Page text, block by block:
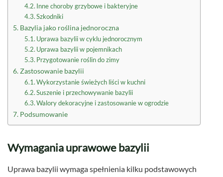
Inne choroby grzybowe i bakteryjne
Szkodniki
Bazylia jako roślina jednoroczna
Uprawa bazylii w cyklu jednorocznym
Uprawa bazylii w pojemnikach
Przygotowanie roślin do zimy
Zastosowanie bazylii
Wykorzystanie świeżych liści w kuchni
Suszenie i przechowywanie bazylii
Walory dekoracyjne i zastosowanie w ogrodzie
Podsumowanie
Wymagania uprawowe bazylii
Uprawa bazylii wymaga spełnienia kilku podstawowych